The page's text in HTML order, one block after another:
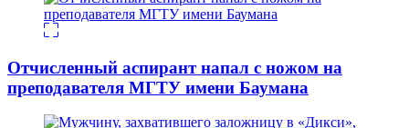
Отчисленный аспирант напал с ножом на
преподавателя МГТУ имени Баумана